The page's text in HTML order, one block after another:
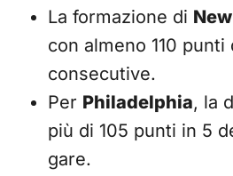
La formazione di
con almeno 110
consecutive.
Per Philadelphia, la
più di 105 punti in 5
gare.